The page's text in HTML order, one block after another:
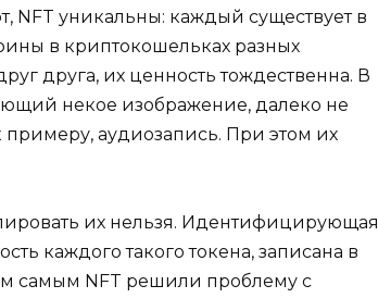
NFT уникальны: каждый существует в
в криптокошельках разных
друга, их ценность тождественна. В
некое изображение, далеко не
примеру, аудиозапись. При этом их
их нельзя. Идентифицирующая
каждого такого токена, записана в
самым NFT решили проблему с